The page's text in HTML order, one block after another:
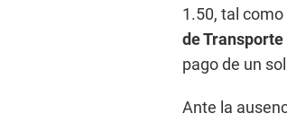
1.50, tal
de Transporte
pago de un
Ante la